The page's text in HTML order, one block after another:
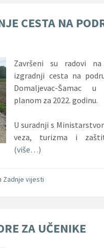
CESTA NA
Završeni su radovi
izgradnji cesta na
Domaljevac-Šamac
planom za 2022. godinu.
U suradnji s
veza, turizma i
(više…)
Zadnje vijesti
ZA UČENIKE